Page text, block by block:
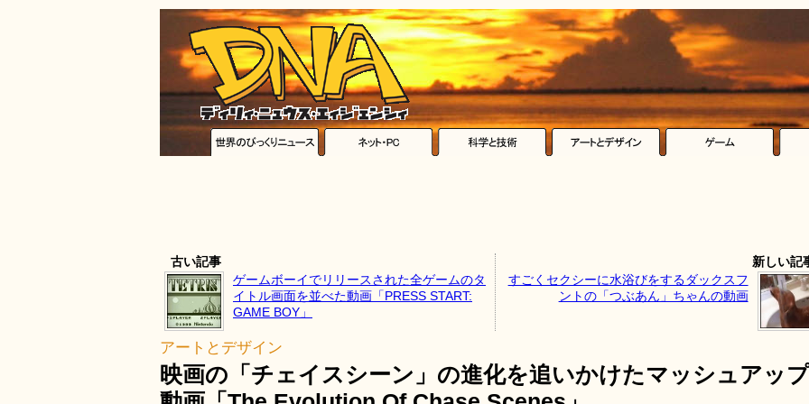
古い記事
ゲームボーイでリリースされた全ゲームのタ
イトル画面を並べた動画「PRESS START:
GAME BOY」
新しい記
すごくセクシーに水浴びをするダックスフ
ントの「つぶあん」ちゃんの動画
アートとデザイン
映画の「チェイスシーン」の進化を追いかけたマッシュアップ